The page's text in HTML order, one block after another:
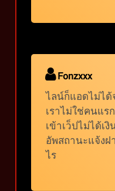
Fonzxxx
ไลน์ก็แอดไม่ได้
เราไม่ใช่คนแร
เข้าเว็ปไม่ได้เ
อัพสถานะแจ้งฝ
ไร